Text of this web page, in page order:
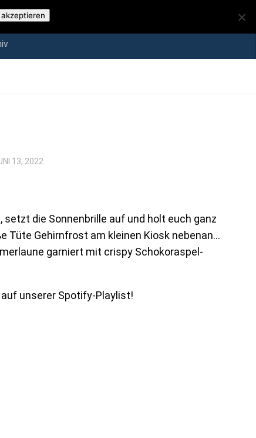
13, 2022
die Sonnenbrille auf und holt euch ganz
Tüte Gehirnfrost am kleinen Kiosk nebenan…
garniert mit crispy Schokoraspel-
auf unserer Spotify-Playlist!